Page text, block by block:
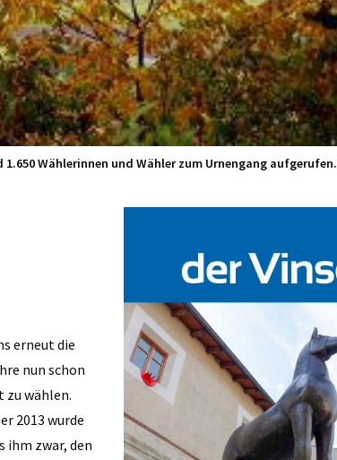
Wählerinnen und Wähler zum Urnengang aufgerufen.
erneut die
nun schon
zu wählen.
2013 wurde
ihm zwar, den